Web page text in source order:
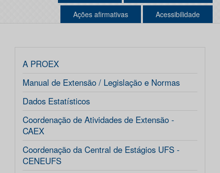
Ações afirmativas Acessibilidade
A PROEX
Manual de Extensão / Legislação e Normas
Dados Estatísticos
Coordenação de Atividades de Extensão -
CAEX
Coordenação da Central de Estágios UFS -
CENEUFS